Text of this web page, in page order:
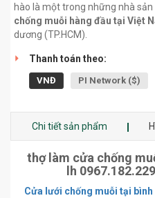
hào là một trong những nhà
chống muỗi hàng đầu tại Việt
dương (TP.HCM).
Thanh toán theo:
VNĐ PI Network ($)
Chi tiết sản phẩm
thợ làm cửa chống
lh
Cửa lưới chống muỗi tại